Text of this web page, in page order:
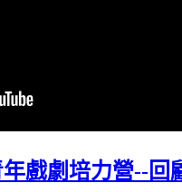
年戲劇培力營--回